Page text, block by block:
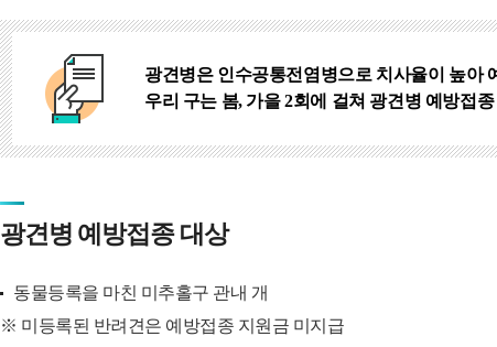
광견병은 인수공통전염병으로 치사율이 높아
우리 구는 봄, 가을 2회에 걸쳐 광견병 예방접
광견병 예방접종 대상
동물등록을 마친 미추홀구 관내 개
※ 미등록된 반려견은 예방접종 지원금 미지급